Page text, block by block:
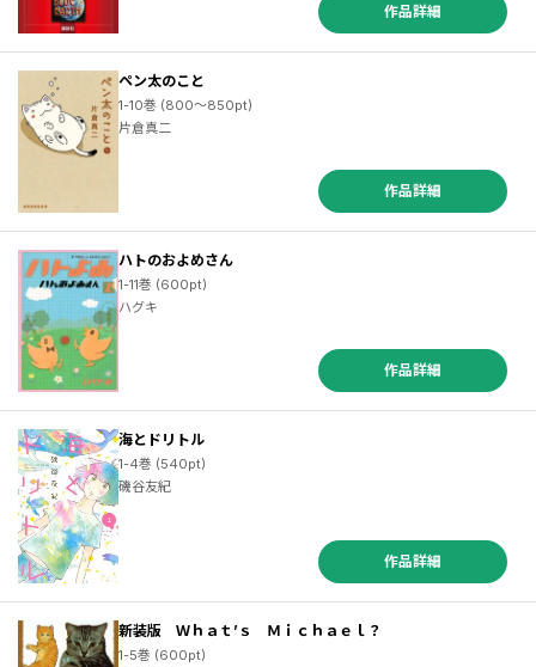
作品詳細
ペン太のこと
1-10巻 (800～850pt)
片倉真二
作品詳細
ハトのおよめさん
1-11巻 (600pt)
ハグキ
作品詳細
海とドリトル
1-4巻 (540pt)
磯谷友紀
作品詳細
新装版 Ｗｈａｔ’ｓ Ｍｉｃｈａｅｌ？
1-5巻 (600pt)